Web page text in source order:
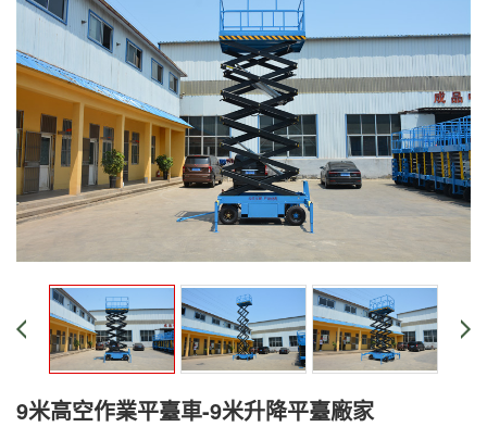
9米高空作業平臺車-9米升降平臺廠家